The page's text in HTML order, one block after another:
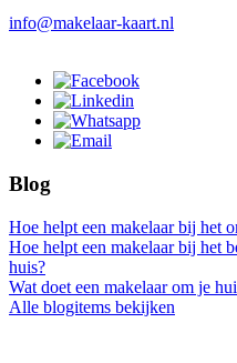
info@makelaar-kaart.nl
Blog
Hoe helpt een makelaar bij het
Hoe helpt een makelaar bij het
huis?
Wat doet een makelaar om je
Alle blogitems bekijken